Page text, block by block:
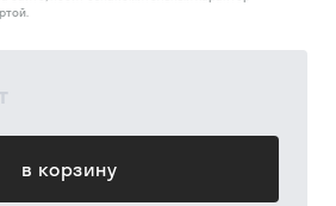
в корзину